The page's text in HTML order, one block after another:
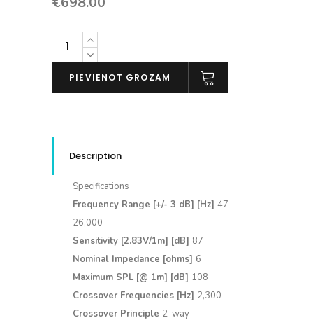
DALI
(pāris)
PIEVIENOT GROZAM
Description
Specifications
Frequency Range [+/- 3 dB] [Hz] 47 –
26,000
Sensitivity [2.83V/1m] [dB] 87
Nominal Impedance [ohms] 6
Maximum SPL [@ 1m] [dB] 108
Crossover Frequencies [Hz] 2,300
Crossover Principle 2-way